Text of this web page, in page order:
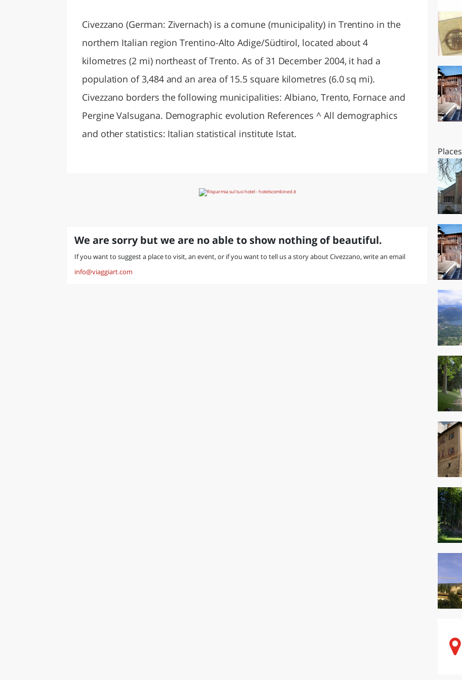
Civezzano (German: Zivernach) is a comune (municipality) in Trentino in the
northern Italian region Trentino-Alto Adige/Südtirol, located about 4
kilometres (2 mi) northeast of Trento. As of 31 December 2004, it had a
population of 3,484 and an area of 15.5 square kilometres (6.0 sq mi).
Civezzano borders the following municipalities: Albiano, Trento, Fornace and
Pergine Valsugana. Demographic evolution References ^ All demographics
and other statistics: Italian statistical institute Istat.
We are sorry but we are no able to show nothing of beautiful.
If you want to suggest a place to visit, an event, or if you want to tell us a story about Civezzano, write an email
info@viaggiart.com
Places